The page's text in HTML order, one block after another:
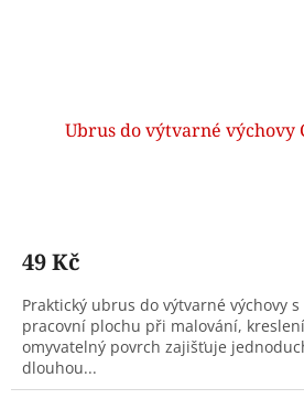
Ubrus do výtvarné výchovy
49 Kč
Praktický ubrus do výtvarné výchovy
pracovní plochu při malování,
omyvatelný povrch zajišťuje
dlouhou...